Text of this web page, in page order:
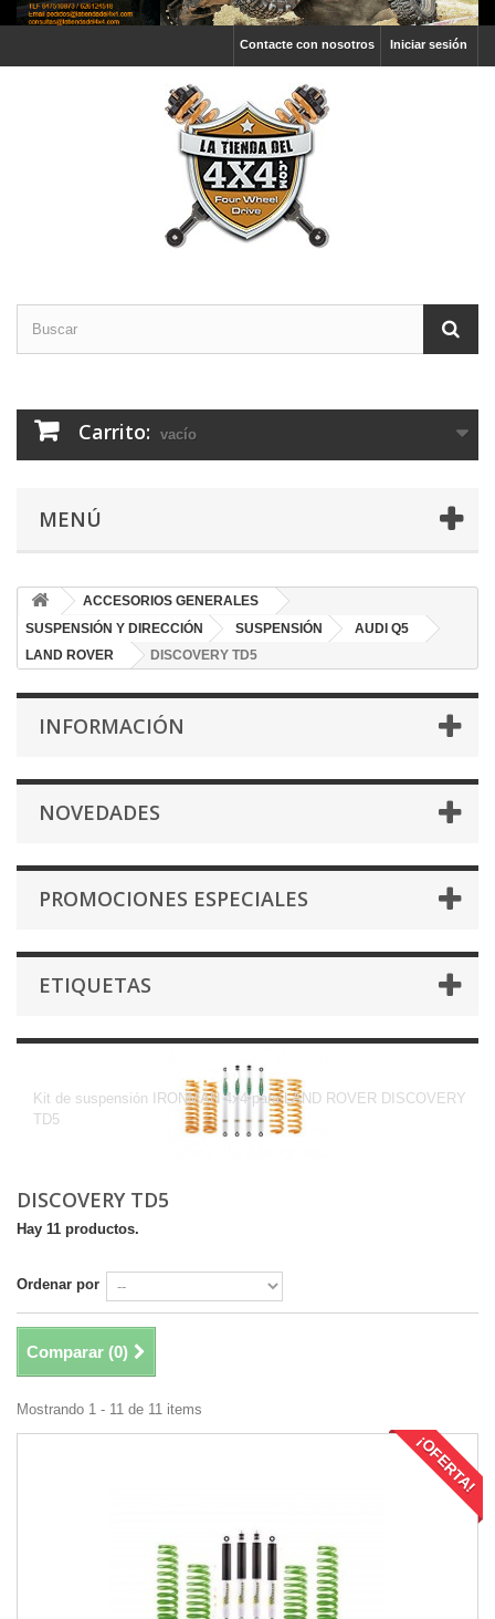
Iniciar sesión
Contacte con nosotros
Carrito: vacío
MENÚ
ACCESORIOS GENERALES
SUSPENSIÓN Y DIRECCIÓN
SUSPENSIÓN
AUDI Q5
LAND ROVER
DISCOVERY TD5
INFORMACIÓN
NOVEDADES
PROMOCIONES ESPECIALES
ETIQUETAS
DISCOVERY TD5
Kit de suspensión IRONMAN 4x4 para LAND ROVER DISCOVERY
TD5
DISCOVERY TD5
Hay 11 productos.
Ordenar por
Comparar (0)
Mostrando 1 - 11 de 11 items
¡OFERTA!